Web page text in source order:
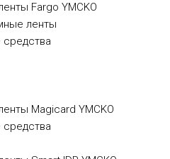
Fargo YMCKO
ленты
Magicard YMCKO